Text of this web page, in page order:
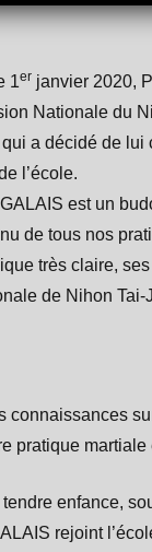
1er janvier 2020,
Nationale du
a décidé de
l’école.
est un
de tous nos
très claire,
de Nihon
connaissances
pratique
enfance,
rejoint